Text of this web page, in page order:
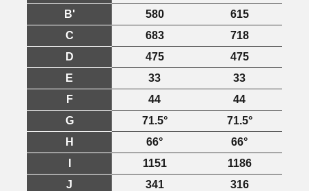
B'
580
615
C
683
718
D
475
475
E
33
33
F
44
44
G
71.5°
71.5°
H
66°
66°
1151
1186
J
341
316